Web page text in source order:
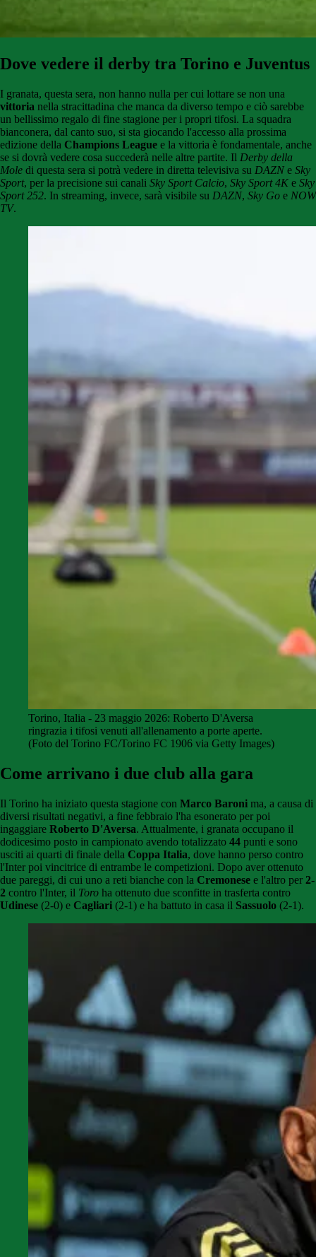
Dove vedere il derby tra Torino e Juventus
I granata, questa sera, non hanno nulla per cui lottare se non una
vittoria nella stracittadina che manca da diverso tempo e ciò sarebbe
un bellissimo regalo di fine stagione per i propri tifosi. La squadra
bianconera, dal canto suo, si sta giocando l'accesso alla prossima
edizione della Champions League e la vittoria è fondamentale, anche
se si dovrà vedere cosa succederà nelle altre partite. Il Derby della
Mole di questa sera si potrà vedere in diretta televisiva su DAZN e Sky
Sport, per la precisione sui canali Sky Sport Calcio, Sky Sport 4K e Sky
Sport 252. In streaming, invece, sarà visibile su DAZN, Sky Go e NOW
TV.
Torino, Italia - 23 maggio 2026: Roberto D'Aversa
ringrazia i tifosi venuti all'allenamento a porte aperte.
(Foto del Torino FC/Torino FC 1906 via Getty Images)
Come arrivano i due club alla gara
Il Torino ha iniziato questa stagione con Marco Baroni ma, a causa di
diversi risultati negativi, a fine febbraio l'ha esonerato per poi
ingaggiare Roberto D'Aversa. Attualmente, i granata occupano il
dodicesimo posto in campionato avendo totalizzato 44 punti e sono
usciti ai quarti di finale della Coppa Italia, dove hanno perso contro
l'Inter poi vincitrice di entrambe le competizioni. Dopo aver ottenuto
due pareggi, di cui uno a reti bianche con la Cremonese e l'altro per 2-
2 contro l'Inter, il Toro ha ottenuto due sconfitte in trasferta contro
Udinese (2-0) e Cagliari (2-1) e ha battuto in casa il Sassuolo (2-1).